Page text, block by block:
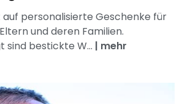
auf personalisierte Geschenke für
und deren Familien.
sind bestickte W... | mehr